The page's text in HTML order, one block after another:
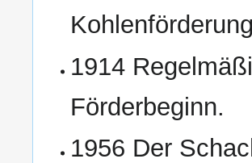
1914
Förderbeginn.
1956 Der